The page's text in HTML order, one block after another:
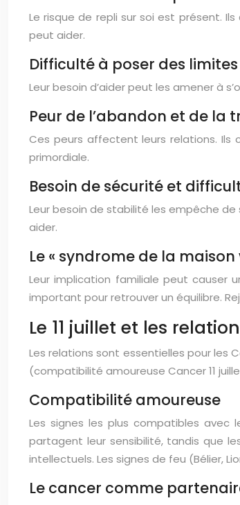
Le risque de repli sur soi est présent.
peut aider.
Difficulté à poser des limites
Leur besoin d’aider peut les amener à
Peur de l’abandon et de la
Ces peurs affectent leurs relations. Ils
primordiale.
Besoin de sécurité et
Leur besoin de stabilité les empêche
aider.
Le « syndrome de la maison
Leur implication familiale peut causer
important pour retrouver un équilibre.
Le 11 juillet et les
Les relations sont essentielles pour les
(compatibilité amoureuse Cancer 11
Compatibilité amoureuse
Les signes les plus compatibles avec
partagent leur sensibilité, tandis que
intellectuels. Les signes de feu (Bélier,
Le cancer comme